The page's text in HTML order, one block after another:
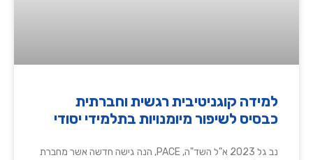
למידה קוגניטיבית רגשית וחברתית
כבסיס לשיפור מיומנויות בתלמידי יסודי
נב גל 2023 א"ל השד"ה, PACE, הנה גישה חדשה אשר מחברת